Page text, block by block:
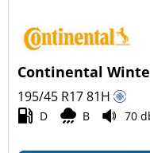
Continental
195/45 R1781H
D B 70